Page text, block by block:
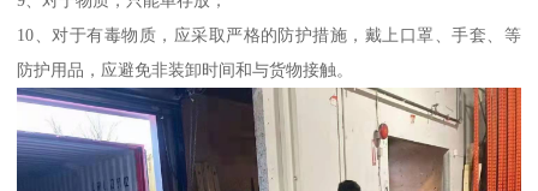
10、对于有毒物质，应采取严格的防护措施，戴上口罩、手套、等
防护用品，应避免非装卸时间和与货物接触。